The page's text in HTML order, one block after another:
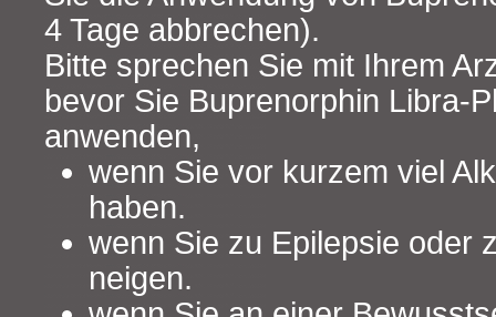
4 Tage abbrechen).
Bitte sprechen Sie mit Ihrem
bevor Sie Buprenorphin Libra-
anwenden,
wenn Sie vor kurzem viel
haben.
wenn Sie zu Epilepsie oder
neigen.